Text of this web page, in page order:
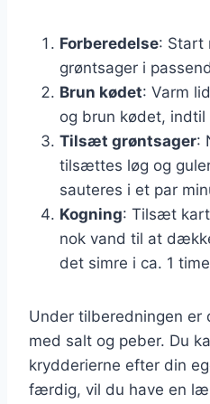
Forberedelse: Start
grøntsager i
Brun kødet: Varm
og brun kødet,
Tilsæt grøntsager:
tilsættes løg og
sauteres i et par
Kogning: Tilsæt
nok vand til at
det simre i ca. 1
Under tilberedningen er
med salt og peber. Du
krydderierne efter din
færdig, vil du have en